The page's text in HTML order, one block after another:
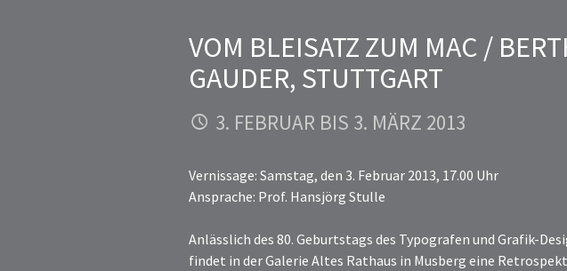
VOM BLEISATZ ZUM MAC /
GAUDER, STUTTGART
3. FEBRUAR BIS 3. MÄRZ 2013
Vernissage: Samstag, den 3. Februar 2013, 17.00 Uhr
Ansprache: Prof. Hansjörg Stulle
Anlässlich des 80. Geburtstags des Typografen und Grafik-
findet in der Galerie Altes Rathaus in Musberg eine